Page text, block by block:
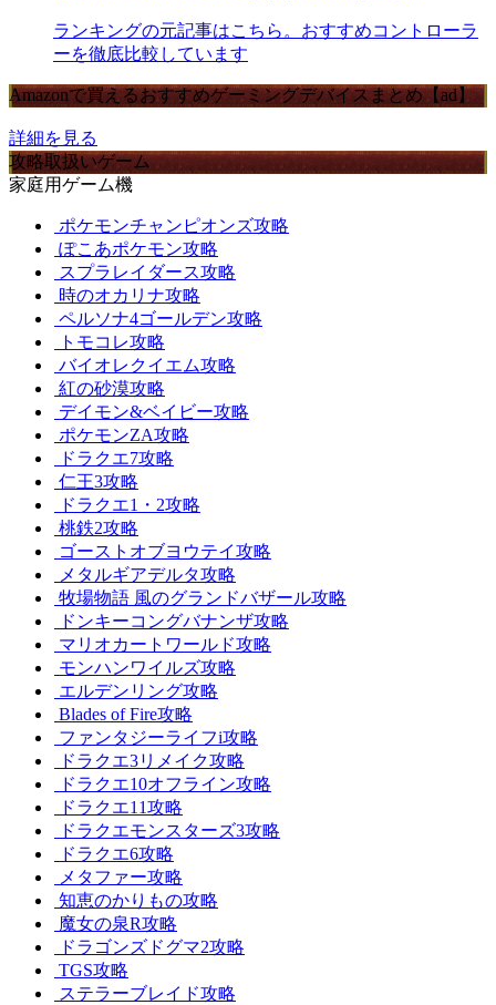
ランキングの元記事はこちら。おすすめコントローラ
ーを徹底比較しています
Amazonで買えるおすすめゲーミングデバイスまとめ【ad】
詳細を見る
攻略取扱いゲーム
家庭用ゲーム機
ポケモンチャンピオンズ攻略
ぽこあポケモン攻略
スプラレイダース攻略
時のオカリナ攻略
ペルソナ4ゴールデン攻略
トモコレ攻略
バイオレクイエム攻略
紅の砂漠攻略
デイモン&ベイビー攻略
ポケモンZA攻略
ドラクエ7攻略
仁王3攻略
ドラクエ1・2攻略
桃鉄2攻略
ゴーストオブヨウテイ攻略
メタルギアデルタ攻略
牧場物語 風のグランドバザール攻略
ドンキーコングバナンザ攻略
マリオカートワールド攻略
モンハンワイルズ攻略
エルデンリング攻略
Blades of Fire攻略
ファンタジーライフi攻略
ドラクエ3リメイク攻略
ドラクエ10オフライン攻略
ドラクエ11攻略
ドラクエモンスターズ3攻略
ドラクエ6攻略
メタファー攻略
知恵のかりもの攻略
魔女の泉R攻略
ドラゴンズドグマ2攻略
TGS攻略
ステラーブレイド攻略